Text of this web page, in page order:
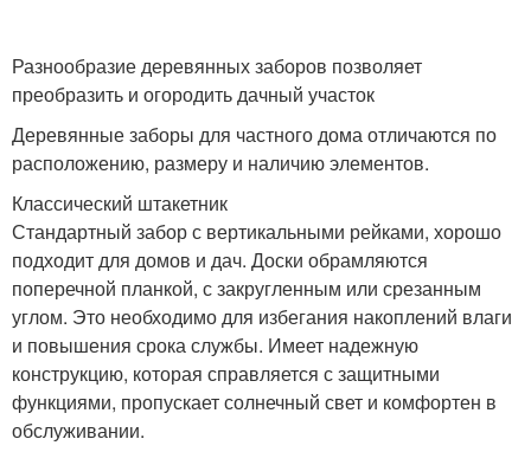
Разнообразие деревянных заборов позволяет
преобразить и огородить дачный участок
Деревянные заборы для частного дома отличаются по
расположению, размеру и наличию элементов.
Классический штакетник
Стандартный забор с вертикальными рейками, хорошо
подходит для домов и дач. Доски обрамляются
поперечной планкой, с закругленным или срезанным
углом. Это необходимо для избегания накоплений влаги
и повышения срока службы. Имеет надежную
конструкцию, которая справляется с защитными
функциями, пропускает солнечный свет и комфортен в
обслуживании.